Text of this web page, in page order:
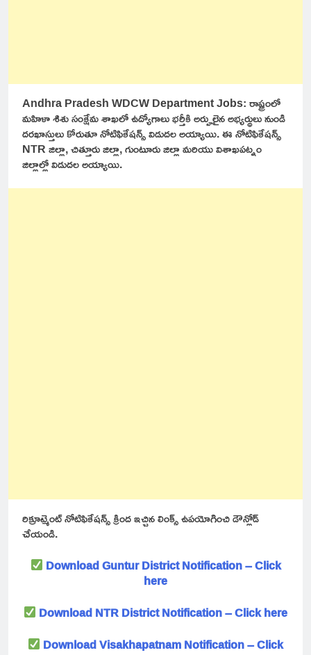
Andhra Pradesh WDCW Department Jobs: రాష్ట్రంలో
మహిళా శిశు సంక్షేమ శాఖలో ఉద్యోగాలు భర్తీకి అర్హులైన అభ్యర్థులు నుండి
దరఖాస్తులు కోరుతూ నోటిఫికేషన్స్ విడుదల అయ్యాయి. ఈ నోటిఫికేషన్స్
NTR జిల్లా, చిత్తూరు జిల్లా, గుంటూరు జిల్లా మరియు విశాఖపట్నం
జిల్లాల్లో విడుదల అయ్యాయి.
రిక్రూట్మెంట్ నోటిఫికేషన్స్ క్రింద ఇచ్చిన లింక్స్ ఉపయోగించి డౌన్లోడ్
చేయండి.
Download Guntur District Notification – Click
here
Download NTR District Notification – Click here
Download Visakhapatnam Notification – Click